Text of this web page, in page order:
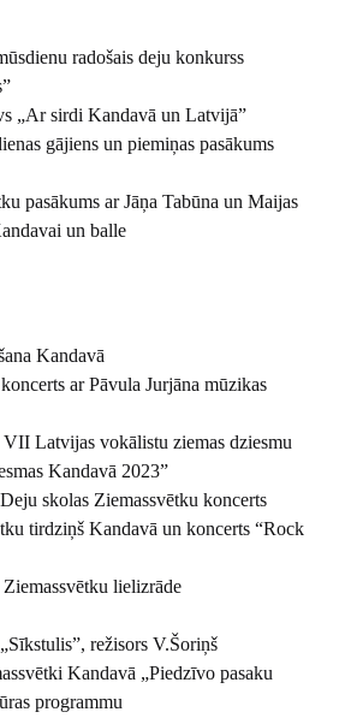
radošais deju konkurss
„Ar sirdi Kandavā un Latvijā”
gājiens un piemiņas pasākums
pasākums ar Jāņa Tabūna un Maijas
un balle
Kandavā
ar Pāvula Jurjāna mūzikas
Latvijas vokālistu ziemas dziesmu
Kandavā 2023”
skolas Ziemassvētku koncerts
tirdziņš Kandavā un koncerts “Rock
lielizrāde
režisors V.Šoriņš
Kandavā „Piedzīvo pasaku
programmu